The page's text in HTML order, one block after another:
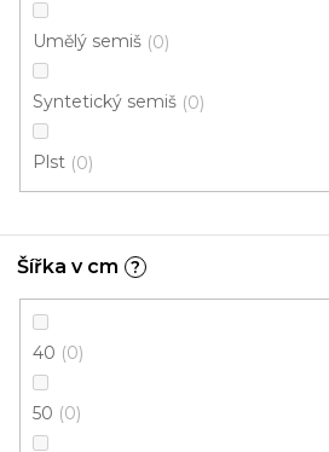
Umělý semiš 0
Syntetický semiš 0
Plst 0
Šířka v cm ?
40 0
50 0
Skladem externě,
570 Kč
100x140 cm